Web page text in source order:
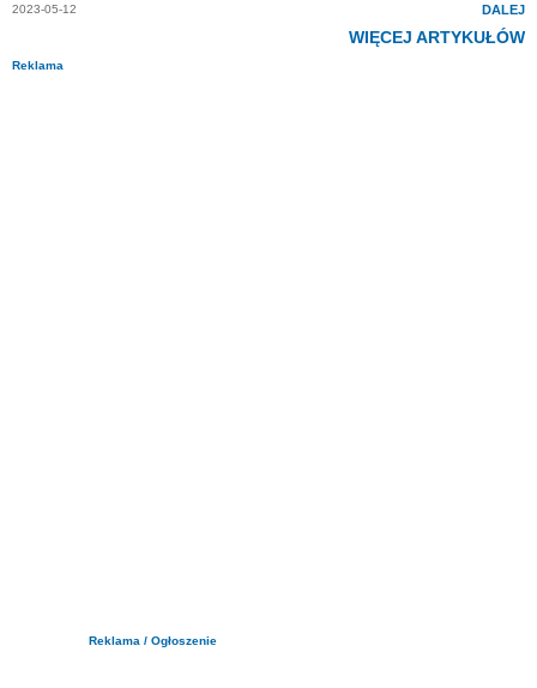
2023-05-12 DALEJ
WIĘCEJ ARTYKUŁÓW
Reklama
Reklama / Ogłoszenie